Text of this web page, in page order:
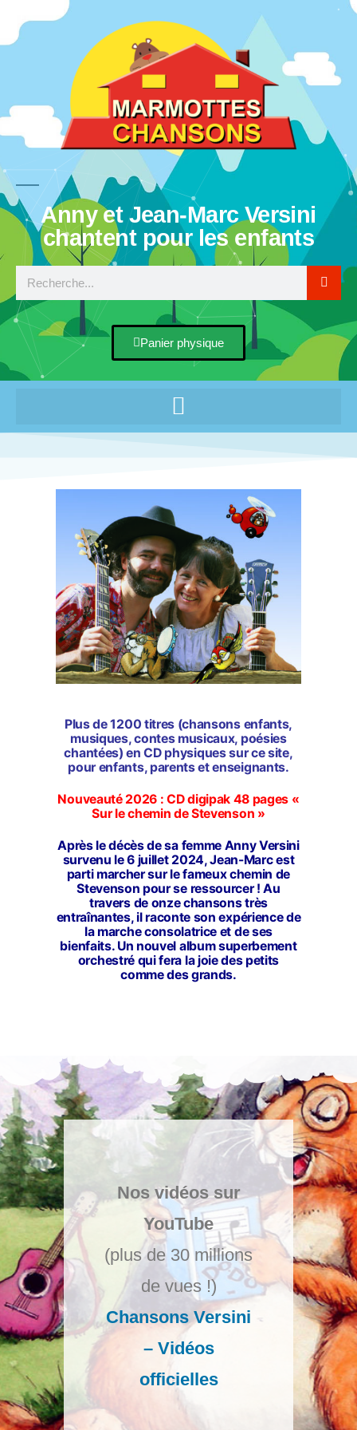
Anny et Jean-Marc Versini
chantent pour les enfants
Panier physique
Plus de 1200 titres (chansons enfants,
musiques, contes musicaux, poésies
chantées) en CD physiques sur ce site,
pour enfants, parents et enseignants.
Nouveauté 2026 : CD digipak 48 pages «
Sur le chemin de Stevenson »
Après le décès de sa femme Anny Versini
survenu le 6 juillet 2024, Jean-Marc est
parti marchersur le fameux chemin de
Stevenson pour se ressourcer! Au
travers de onze chansons très
entraînantes, il raconte son expérience de
la marche consolatrice et de ses
bienfaits. Un nouvel album superbement
orchestré qui fera la joie des petits
comme des grands.
Nos vidéos sur
YouTube
(plus de 30 millions
de vues !)
Chansons Versini
– Vidéos
officielles